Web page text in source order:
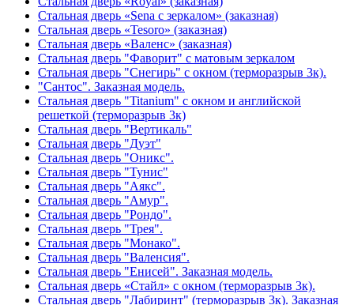
Стальная дверь «Sena с зеркалом» (заказная)
Стальная дверь «Tesoro» (заказная)
Стальная дверь «Валенс» (заказная)
Стальная дверь "Фаворит" с матовым зеркалом
Стальная дверь "Снегирь" с окном (терморазрыв 3к).
"Сантос". Заказная модель.
Стальная дверь "Titanium" с окном и английской
решеткой (терморазрыв 3к)
Стальная дверь "Вертикаль"
Стальная дверь "Дуэт"
Стальная дверь "Оникс".
Стальная дверь "Тунис"
Стальная дверь "Аякс".
Стальная дверь "Амур".
Стальная дверь "Рондо".
Стальная дверь "Трея".
Стальная дверь "Монако".
Стальная дверь "Валенсия".
Стальная дверь "Енисей". Заказная модель.
Стальная дверь «Стайл» с окном (терморазрыв 3к).
Стальная дверь "Лабиринт" (терморазрыв 3к). Заказная